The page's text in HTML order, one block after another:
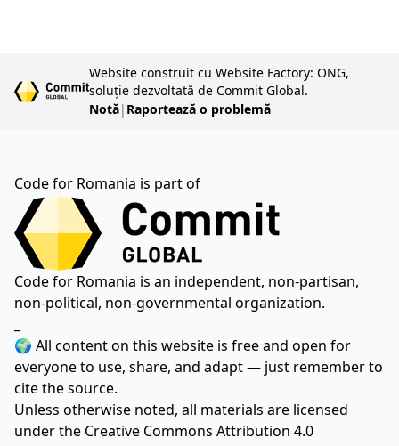
Website construit cu Website Factory: ONG,
soluție dezvoltată de Commit Global.
Notă| Raportează o problemă
Code for Romania is part of
Code for Romania is an independent, non-partisan,
non-political, non-governmental organization.
🌍 All content on this website is free and open for
everyone to use, share, and adapt — just remember to
cite the source.
Unless otherwise noted, all materials are licensed
under the Creative Commons Attribution 4.0